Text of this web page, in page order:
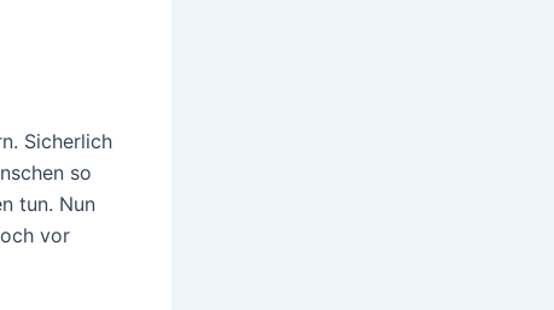
Sicherlich
so
tun. Nun
vor